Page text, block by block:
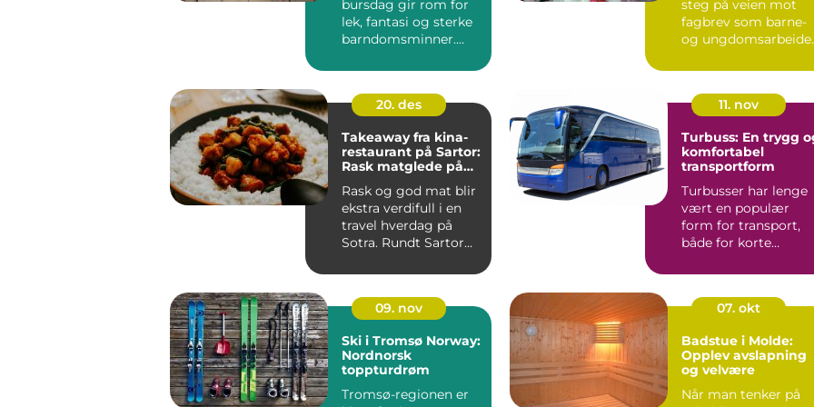
bursdag gir rom for
lek, fantasi og sterke
barndomsminner.
god del...
steg på veien mot
fagbrev som barne-
og
20. des
Takeaway fra kina-
restaurant på Sartor:
Rask matglede på
Rask og god mat blir
ekstra verdifull i en
travel hverdag på
Sotra. Rundt Sartor
11. nov
Turbuss: En trygg
komfortabel
transportform
Turbusser har lenge
vært en populær
form for transport,
både for korte
09. nov
Ski i Tromsø Norway:
Nordnorsk
toppturdrøm
Tromsø-regionen er
07. okt
Badstue i Molde:
Opplev avslapning
og velvære
Når man tenker på